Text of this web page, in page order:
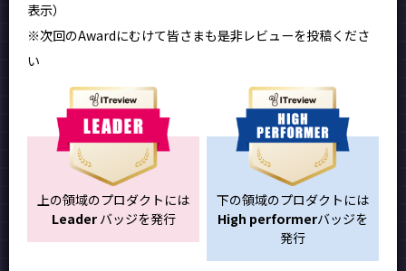
表示）
※次回のAwardにむけて皆さまも是非レビューを投稿くださ
い
上の領域のプロダクトには
Leaderバッジを発行
下の領域のプロダクトには
High performerバッジを
発行